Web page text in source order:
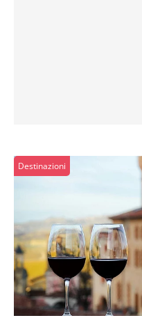
Destinazioni